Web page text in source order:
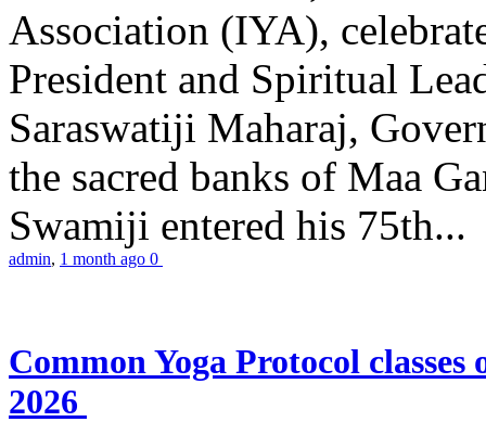
Association (IYA),
President and Spiritual
Saraswatiji Maharaj,
the sacred banks of Maa
Swamiji entered his 75th...
admin, 1 month ago 0
Common Yoga Protocol
2026